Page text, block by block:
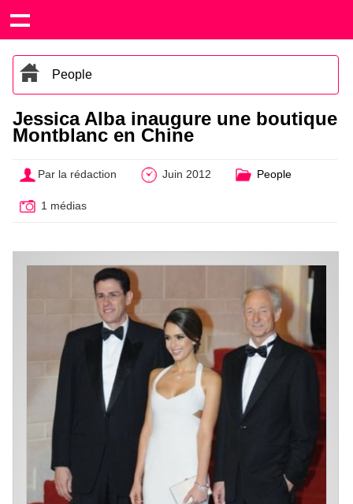
People
Jessica Alba inaugure une boutique
Montblanc en Chine
Par la rédaction Juin 2012 People
1 médias